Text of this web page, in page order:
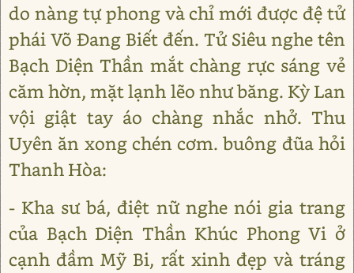
do nàng tự phong và chỉ mới được đệ tử
phái Võ Đang Biết đến. Tử Siêu nghe tên
Bạch Diện Thần mắt chàng rực sáng vẻ
căm hờn, mặt lạnh lẽo như băng. Kỳ Lan
vội giật tay áo chàng nhắc nhở. Thu
Uyên ăn xong chén cơm. buông đũa hỏi
Thanh Hòa:
- Kha sư bá, điệt nữ nghe nói gia trang
của Bạch Diện Thần Khúc Phong Vi ở
cạnh đầm Mỹ Bi, rất xinh đẹp và tráng